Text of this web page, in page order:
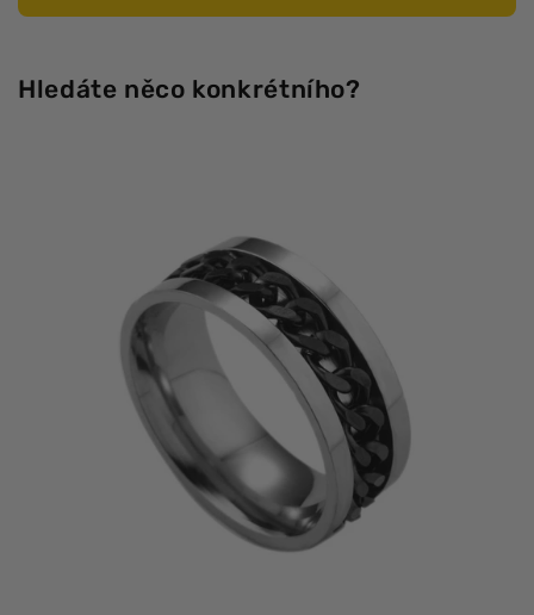
Hledáte něco konkrétního?